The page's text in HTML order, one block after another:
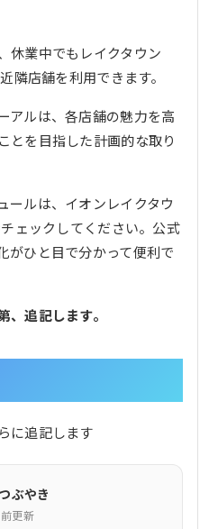
休業中でもレイクタウン
隣店舗を利用できます。
アルは、各店舗の魅力を高
とを目指した計画的な取り
ールは、イオンレイクタウ
ェックしてください。公式
がひと目で分かって便利で
追記します。
に追記します
ぶやき
更新